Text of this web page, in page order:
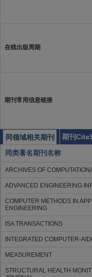
在线出版周期
期刊常用信息链接
同领域相关期刊 期刊
同类著名期刊名称
ARCHIVES OF
ADVANCED ENGINEERING
COMPUTER METHODS IN
ENGINEERING
ISA TRANSACTIONS
INTEGRATED COMPUTER-
MEASUREMENT
STRUCTURAL HEALTH